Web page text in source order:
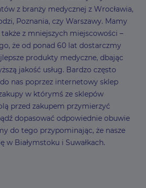
z branży medycznej z Wrocławia,
Poznania, czy Warszawy. Mamy
z mniejszych miejscowości –
że od ponad 60 lat dostarczmy
produkty medyczne, dbając
jakość usług. Bardzo często
nas poprzez internetowy sklep
w którymś ze sklepów
przed zakupem przymierzyć
dopasować odpowiednie obuwie
do tego przypominając, że nasze
w Białymstoku i Suwałkach.